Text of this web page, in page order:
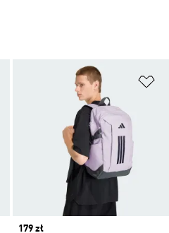
Dodaj do listy życzeń
Price
179 zł